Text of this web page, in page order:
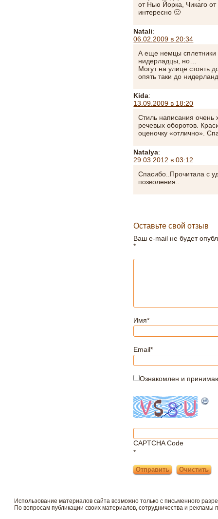
от Нью Йорка, Чикаго
интересно 🙂
Natali:
06.02.2009 в 20:34
А еще немцы сплетники
нидерладцы, но…
Могут на улице стоять
опять таки до
Kida:
13.09.2009 в 18:20
Стиль написания очень
речевых оборотов.
оценочку «отлично».
Natalya:
29.03.2012 в 03:12
Спасибо..Прочитала с
позволения..
Оставьте свой отзыв
Ваш e-mail не будет
*
Имя*
Email*
Ознакомлен и
CAPTCHA Code
*
Использование материалов сайта возможно только с письменного
По вопросам публикации своих материалов, сотрудничества и